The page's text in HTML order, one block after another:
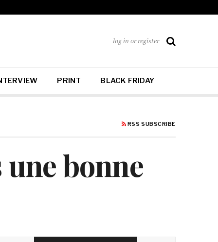
log in or register
PRINT BLACK FRIDAY
RSS SUBSCRIBE
bonne